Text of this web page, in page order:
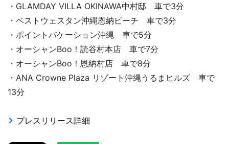
・GLAMDAY VILLA OKINAWA中村邸 車で3分
・ベストウェスタン沖縄恩納ビーチ 車で3分
・ポイントバケーション沖縄 車で5分
・オーシャンBoo！読谷村本店 車で7分
・オーシャンBoo！恩納村店 車で8分
・ANA Crowne Plaza リゾート沖縄うるまヒルズ 車で
13分
プレスリリース詳細